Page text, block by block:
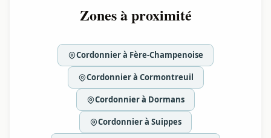
Zones à proximité
Cordonnier à Fère-Champenoise
Cordonnier à Cormontreuil
Cordonnier à Dormans
Cordonnier à Suippes